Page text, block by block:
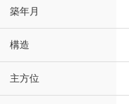
築年月
構造
主方位